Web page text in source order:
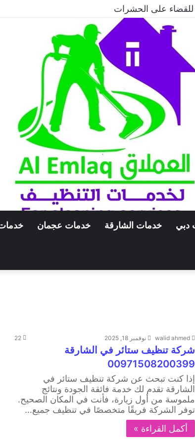
الحمام وحماية المباني نهائيًا
دبي خدمات الشارقة خدمات عجمان
walid ahmed نوفمبر 18, 2025 22
شركة تنظيف ستائر في الشارقة
00971508200399
إذا كنت تبحث عن شركة تنظيف ستائر في
الشارقة تقدم لك خدمة فائقة الجودة ونتائج
ملموسة من أول زيارة، فأنت في المكان الصحيح.
توفر الشركة فريقًا متخصصًا في تنظيف جميع…
أكمل القراءة »